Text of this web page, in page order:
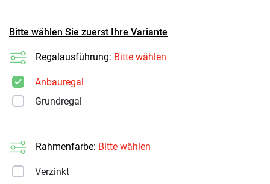
Bitte wählen Sie zuerst Ihre Variante
Regalausführung: Bitte wählen
Anbauregal
Grundregal
Rahmenfarbe: Bitte wählen
Verzinkt